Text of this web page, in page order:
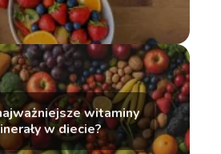
witaminy
w diecie?